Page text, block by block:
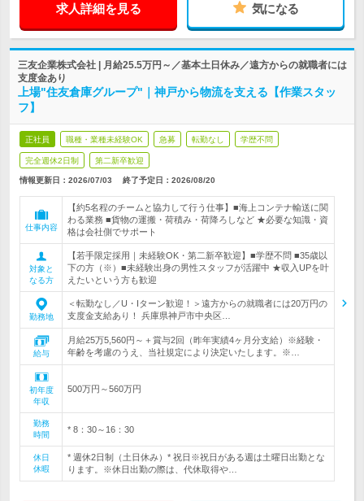
求人詳細を見る 気になる
三友企業株式会社 | 月給25.5万円～／基本土日休み／遠方からの就職者には
支度金あり
上場"住友倉庫グループ"｜神戸から物流を支える【作業スタッ
フ】
正社員 職種・業種未経験OK 急募 転勤なし 学歴不問
完全週休2日制 第二新卒歓迎
情報更新日：2026/07/03 終了予定日： 2026/08/20
仕事内容
【約5名程のチームと協力して行う仕事】■海上コンテナ輸送に関
わる業務 ■貨物の運搬・荷積み・荷降ろしなど ★必要な知識・資
格は会社側でサポート
対象と
なる方
【若手限定採用｜未経験OK・第二新卒歓迎】■学歴不問 ■35歳以
下の方（※）■未経験出身の男性スタッフが活躍中 ★収入UPを叶
えたいという方も歓迎
勤務地
＜転勤なし／U・Iターン歓迎！＞遠方からの就職者には20万円の
支度金支給あり！ 兵庫県神戸市中央区…
給与
月給25万5,560円～＋賞与2回（昨年実績4ヶ月分支給）※経験・
年齢を考慮のうえ、当社規定により決定いたします。※…
初年度
年収
500万円～560万円
勤務
時間
* 8：30～16：30
休日
休暇
* 週休2日制（土日休み）* 祝日※祝日がある週は土曜日出勤とな
ります。※休日出勤の際は、代休取得や…